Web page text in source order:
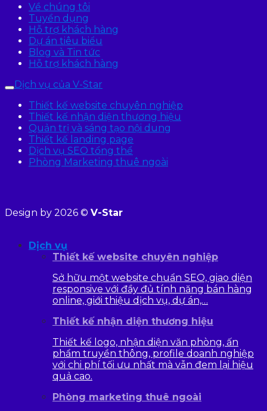
Về chúng tôi
Tuyển dụng
Hỗ trợ khách hàng
Dự án tiêu biểu
Blog và Tin tức
Hỗ trợ khách hàng
Dịch vụ của V-Star
Thiết kế website chuyên nghiệp
Thiết kế nhận diện thương hiệu
Quản trị và sáng tạo nội dung
Thiết kế landing page
Dịch vụ SEO tổng thể
Phòng Marketing thuê ngoài
Design by 2026 © V-Star
Dịch vụ
Thiết kế website chuyên nghiệp
Sở hữu một website chuẩn SEO, giao diện
responsive với đầy đủ tính năng bán hàng
online, giới thiệu dịch vụ, dự án,…
Thiết kế nhận diện thương hiệu
Thiết kế logo, nhận diện văn phòng, ấn
phẩm truyền thông, profile doanh nghiệp
với chi phí tối ưu nhất mà vẫn đem lại hiệu
quả cao.
Phòng marketing thuê ngoài